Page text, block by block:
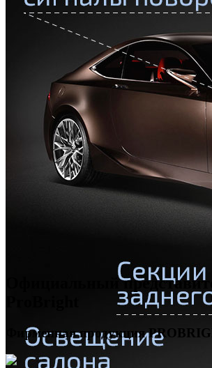
Официальный
Фирменная продукция